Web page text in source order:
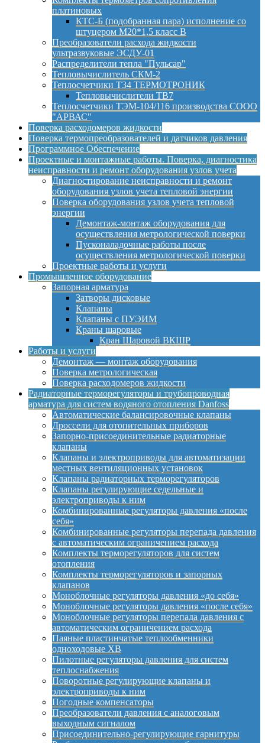
платиновых
КТС-Б (подобранная пара) исполнение со
штуцером М20*1,5 класс B
Преобразователи расхода жидкости
ультразвуковые ЭСДУ-01
Распределители тепла "Пульсар"
Тепловычислитель СКМ-2
Теплосчетчики Т34 ТЕРМОТРОНИК
Тепловычислители ТВ7
Теплосчетчики ТЭМ-104/116 производства СООО
"АРВАС"
Поверка расходомеров жидкости
Поверка термопреобразователей и датчиков давления
Программное Обеспечение
Проектные и монтажные работы. Поверка, диагностика
неисправности и ремонт оборудования узлов учета
Диагностирование неисправности и ремонт
оборудования узлов учета тепловой энергии
Поверка оборудования узлов учета тепловой
энергии
Демонтаж-монтаж оборудования для
осуществления метрологической поверки
Пусконаладочные работы после
осуществления метрологической поверки
Проектные работы и услуги
Промышленное оборудование
Запорная арматура
Затворы дисковые
Клапаны
Клапаны с ПУЭИМ
Краны шаровые
Кран Шаровой ВКШР
Работы и услуги
Демонтаж — монтаж оборудования
Поверка метрологическая
Поверка расходомеров жидкости
Радиаторные терморегуляторы и трубопроводная
арматура для систем водяного отопления Danfoss
Автоматические балансировочные клапаны
Дроссели для отопительных приборов
Запорно-присоединительные радиаторные
клапаны
Клапаны и электроприводы для автоматизации
местных вентиляционных установок
Клапаны радиаторных терморегуляторов
Клапаны регулирующие седельные и
электроприводы к ним
Комбинированные регуляторы давления «после
себя»
Комбинированные регуляторы перепада давления
с автоматическим ограничением расхода
Комплекты терморегуляторов для систем
отопления
Комплекты терморегуляторов и запорных
клапанов
Моноблочные регуляторы давления «до себя»
Моноблочные регуляторы давления «после себя»
Моноблочные регуляторы перепада давления с
автоматическим ограничением расхода
Паяные пластинчатые теплообменники
одноходовые XB
Пилотные регуляторы давления для систем
теплоснабжения
Поворотные регулирующие клапаны и
электроприводы к ним
Погодные компенсаторы
Преобразователи давления с аналоговым
выходным сигналом
Присоединительно-регулирующие гарнитуры